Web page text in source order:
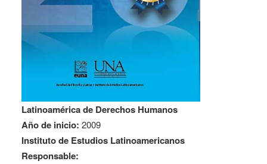
Latinoamérica de Derechos Humanos
Año de inicio: 2009
Instituto de Estudios Latinoamericanos
Responsable: